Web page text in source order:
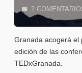
2
Granada acogerá el
edición de las
TEDxGranada.